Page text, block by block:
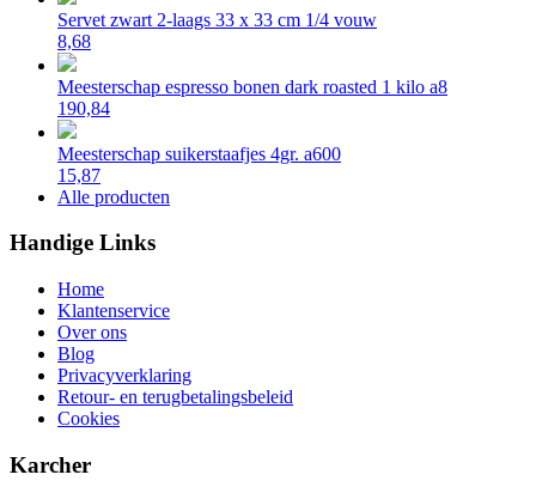
Servet zwart 2-laags 33 x 33 cm 1/4 vouw
8,68
Meesterschap espresso bonen dark roasted 1 kilo a8
190,84
Meesterschap suikerstaafjes 4gr. a600
15,87
Alle producten
Handige Links
Home
Klantenservice
Over ons
Blog
Privacyverklaring
Retour- en terugbetalingsbeleid
Cookies
Karcher